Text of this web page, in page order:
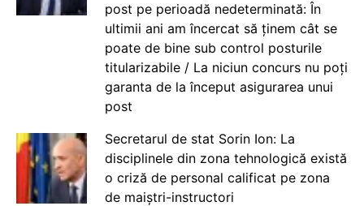
post pe perioadă nedeterminată: În
ultimii ani am încercat să ținem cât se
poate de bine sub control posturile
titularizabile / La niciun concurs nu poți
garanta de la început asigurarea unui
post
Secretarul de stat Sorin Ion: La
disciplinele din zona tehnologică există
o criză de personal calificat pe zona
de maiștri-instructori